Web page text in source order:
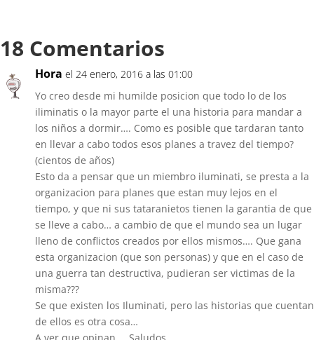
18 Comentarios
Hora el 24 enero, 2016 a las 01:00
Yo creo desde mi humilde posicion que todo lo de los
iliminatis o la mayor parte el una historia para mandar a
los niños a dormir…. Como es posible que tardaran tanto
en llevar a cabo todos esos planes a travez del tiempo?
(cientos de años)
Esto da a pensar que un miembro iluminati, se presta a la
organizacion para planes que estan muy lejos en el
tiempo, y que ni sus tataranietos tienen la garantia de que
se lleve a cabo… a cambio de que el mundo sea un lugar
lleno de conflictos creados por ellos mismos…. Que gana
esta organizacion (que son personas) y que en el caso de
una guerra tan destructiva, pudieran ser victimas de la
misma???
Se que existen los Iluminati, pero las historias que cuentan
de ellos es otra cosa…